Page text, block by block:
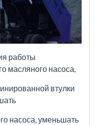
работы
масляного насоса,
втулки
насоса, уменьшать